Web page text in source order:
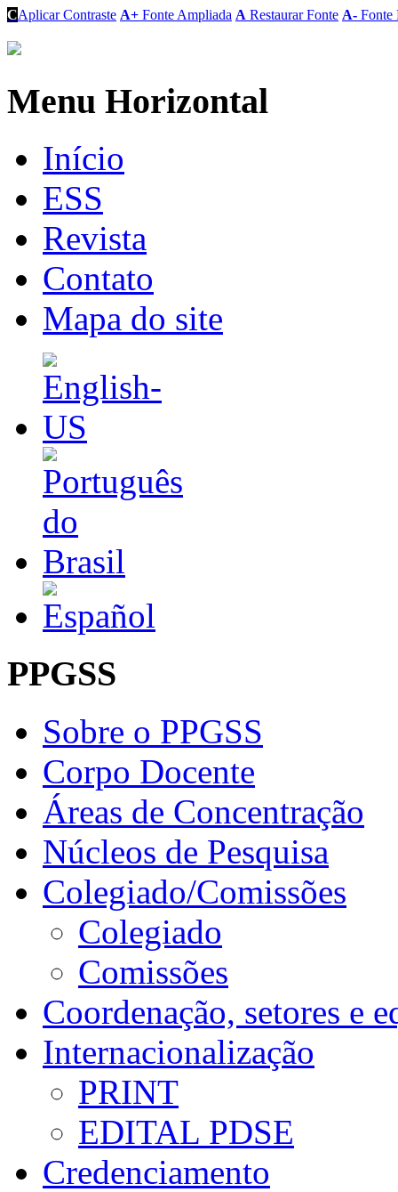
CAplicar Contraste A+ Fonte Ampliada A Restaurar Fonte A- Fonte
Menu Horizontal
Início
ESS
Revista
Contato
Mapa do site
PPGSS
Sobre o PPGSS
Corpo Docente
Áreas de Concentração
Núcleos de Pesquisa
Colegiado/Comissões
Colegiado
Comissões
Coordenação, setores e
Internacionalização
PRINT
EDITAL PDSE
Credenciamento